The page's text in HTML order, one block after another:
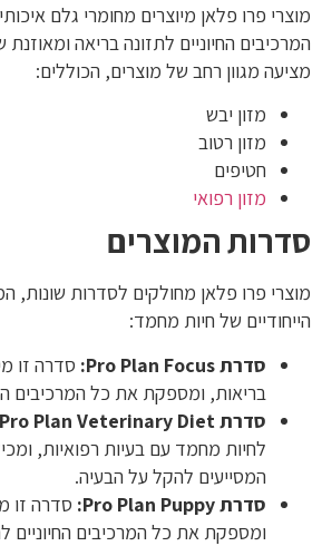
מוצרי פרו פלאן מיוצרים מחומרי גלם
המרכיבים החיוניים לתזונה בריאה
מציעה מגוון רחב של מוצרים, הכוללים:
מזון יבש
מזון רטוב
חטיפים
מזון רפואי
סדרות המוצרים
מוצרי פרו פלאן מחולקים לסדרות שונות,
הייחודיים של חיות מחמד:
סדרת Pro Plan Focus:
סדרה זו
בריאות, ומספקת את כל המרכיבים
סדרת Pro Plan Veterinary Diet:
לחיות מחמד עם בעיות רפואיות,
המסייעים להקל על הבעיה.
סדרת Pro Plan Puppy:
סדרה זו
ומספקת את כל המרכיבים החיוניים